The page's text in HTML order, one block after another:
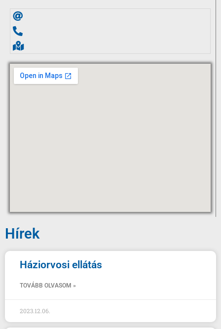
Hírek
Háziorvosi ellátás
TOVÁBB OLVASOM »
2023.12.06.